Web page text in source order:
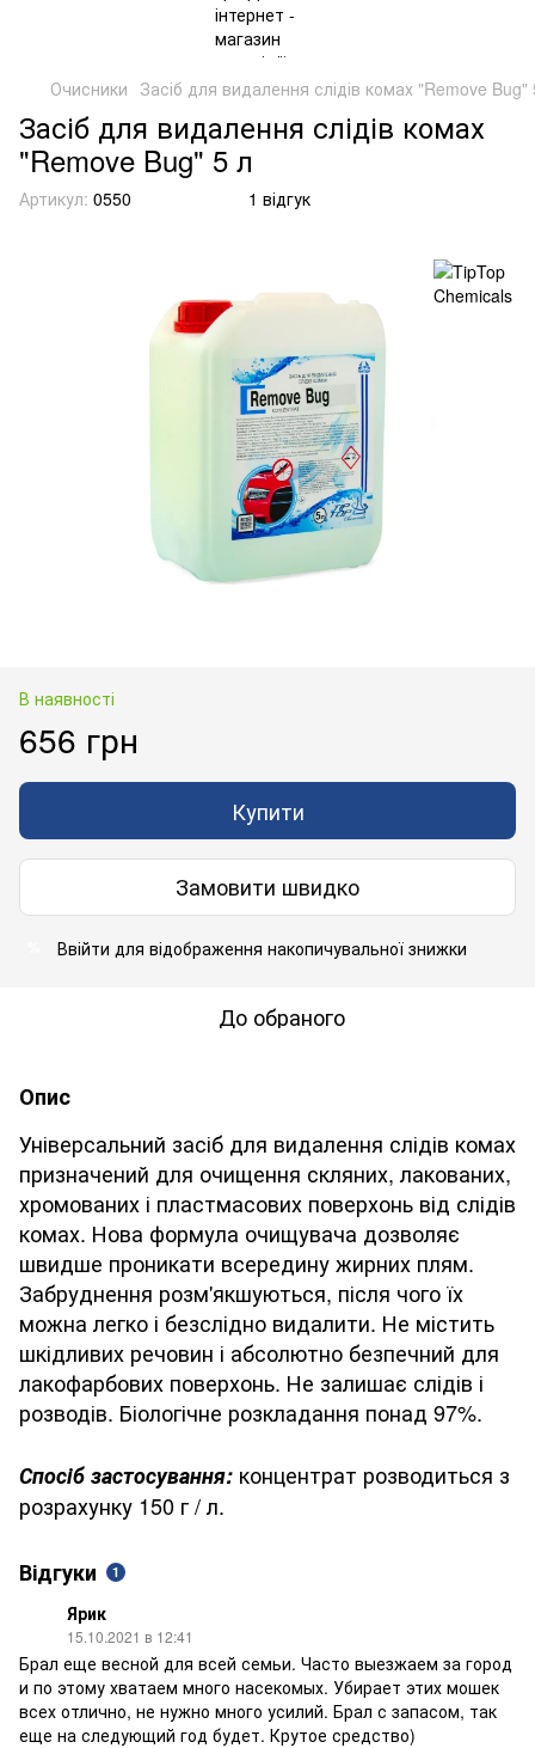
Очисники Засіб для видалення слідів комах "Remove Bug"
Засіб для видалення слідів комах
"Remove Bug" 5 л
Артикул: 0550 1 відгук
В наявності
656 грн
Купити
Замовити швидко
Ввійти для відображення накопичувальної знижки
До обраного
Опис
Універсальний засіб для видалення слідів комах
призначений для очищення скляних, лакованих,
хромованих і пластмасових поверхонь від слідів
комах. Нова формула очищувача дозволяє
швидше проникати всередину жирних плям.
Забруднення розм'якшуються, після чого їх
можна легко і безслідно видалити. Не містить
шкідливих речовин і абсолютно безпечний для
лакофарбових поверхонь. Не залишає слідів і
розводів. Біологічне розкладання понад 97%.
Спосіб застосування: концентрат розводиться з
розрахунку 150 г / л.
Відгуки 1
Ярик
15.10.2021 в 12:41
Брал еще весной для всей семьи. Часто выезжаем за город
и по этому хватаем много насекомых. Убирает этих мошек
всех отлично, не нужно много усилий. Брал с запасом, так
еще на следующий год будет. Крутое средство)